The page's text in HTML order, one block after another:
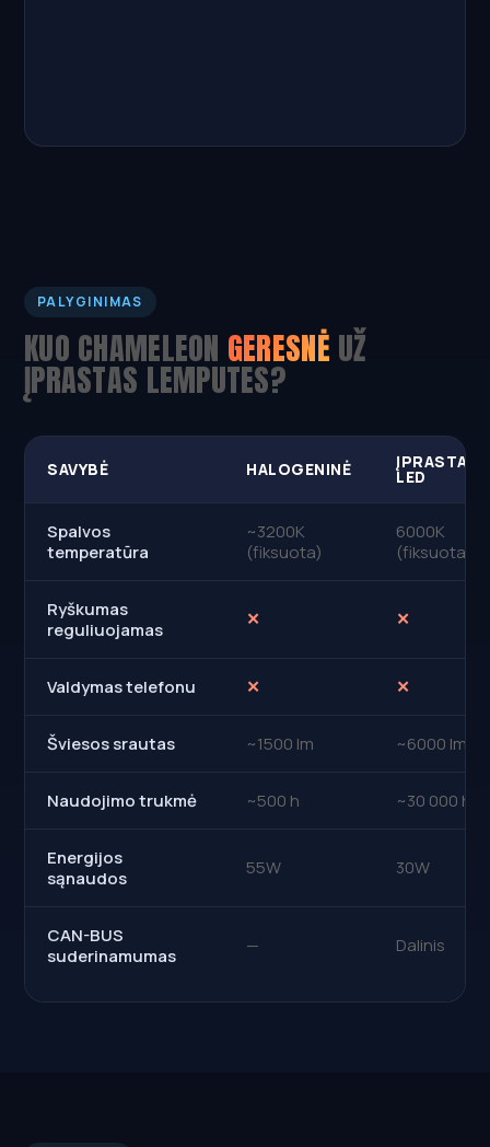
PALYGINIMAS
KUO CHAMELEON GERESNĖ UŽ
ĮPRASTAS LEMPUTES?
SAVYBĖ HALOGENINĖ ĮPRASTA
LED
Spalvos
temperatūra
~3200K
(fiksuota)
6000K
(fiksuota)
Ryškumas
reguliuojamas
✕ ✕
Valdymas telefonu ✕ ✕
Šviesos srautas ~1500 lm ~6000 lm
Naudojimo trukmė ~500 h ~30 000 h
Energijos
sąnaudos
55W 30W
CAN-BUS
suderinamumas
— Dalinis